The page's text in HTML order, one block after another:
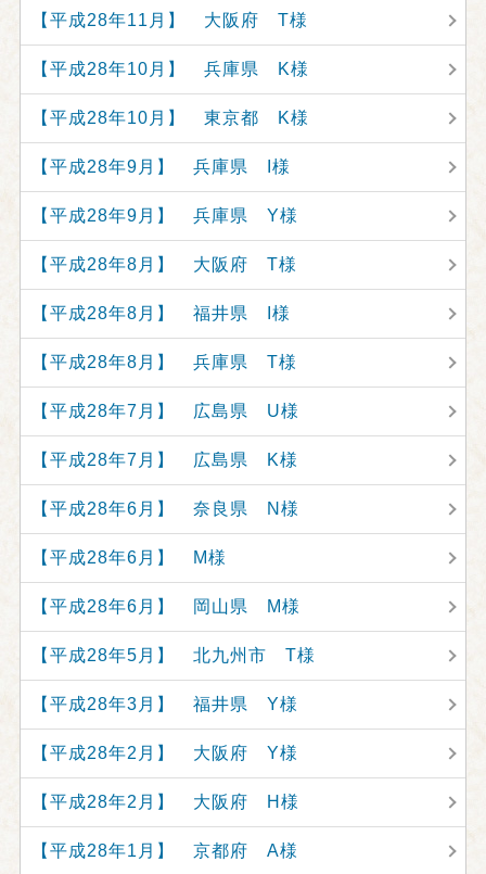
【平成28年11月】 大阪府 T様
【平成28年10月】 兵庫県 K様
【平成28年10月】 東京都 K様
【平成28年9月】 兵庫県 I様
【平成28年9月】 兵庫県 Y様
【平成28年8月】 大阪府 T様
【平成28年8月】 福井県 I様
【平成28年8月】 兵庫県 T様
【平成28年7月】 広島県 U様
【平成28年7月】 広島県 K様
【平成28年6月】 奈良県 N様
【平成28年6月】 M様
【平成28年6月】 岡山県 M様
【平成28年5月】 北九州市 T様
【平成28年3月】 福井県 Y様
【平成28年2月】 大阪府 Y様
【平成28年2月】 大阪府 H様
【平成28年1月】 京都府 A様